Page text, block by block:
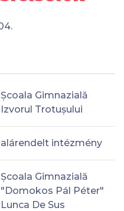
Școala Gimnazială
Izvorul Trotușului
alárendelt intézmény
Școala Gimnazială
"Domokos Pál Péter"
Lunca De Sus